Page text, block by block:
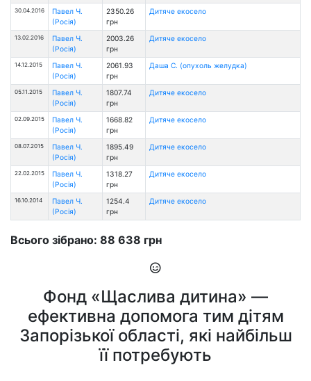
30.04.2016
Павел Ч.
(Росія)
2350.26
грн
Дитяче екосело
13.02.2016
Павел Ч.
(Росія)
2003.26
грн
Дитяче екосело
14.12.2015
Павел Ч.
(Росія)
2061.93
грн
Даша С. (опухоль желудка)
05.11.2015
Павел Ч.
(Росія)
1807.74
грн
Дитяче екосело
02.09.2015
Павел Ч.
(Росія)
1668.82
грн
Дитяче екосело
08.07.2015
Павел Ч.
(Росія)
1895.49
грн
Дитяче екосело
22.02.2015
Павел Ч.
(Росія)
1318.27
грн
Дитяче екосело
16.10.2014
Павел Ч.
(Росія)
1254.4
грн
Дитяче екосело
Всього зібрано: 88 638 грн
Фонд «Щаслива дитина» —
ефективна допомога тим дітям
Запорізької області, які найбільш
її потребують